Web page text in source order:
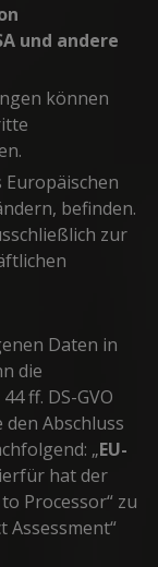
und andere
können
befinden.
zur
Daten in
die
ff. DS-GVO
Abschluss
„EU-
hat der
Processor“ zu
Assessment“